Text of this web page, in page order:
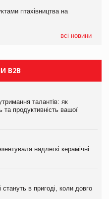
птахівництва на
всі новини
у VARUS з’явилися
птахівництва на
B2B
талантів: як
продуктивність вашої
надлегкі керамічні
в пригоді, коли довго